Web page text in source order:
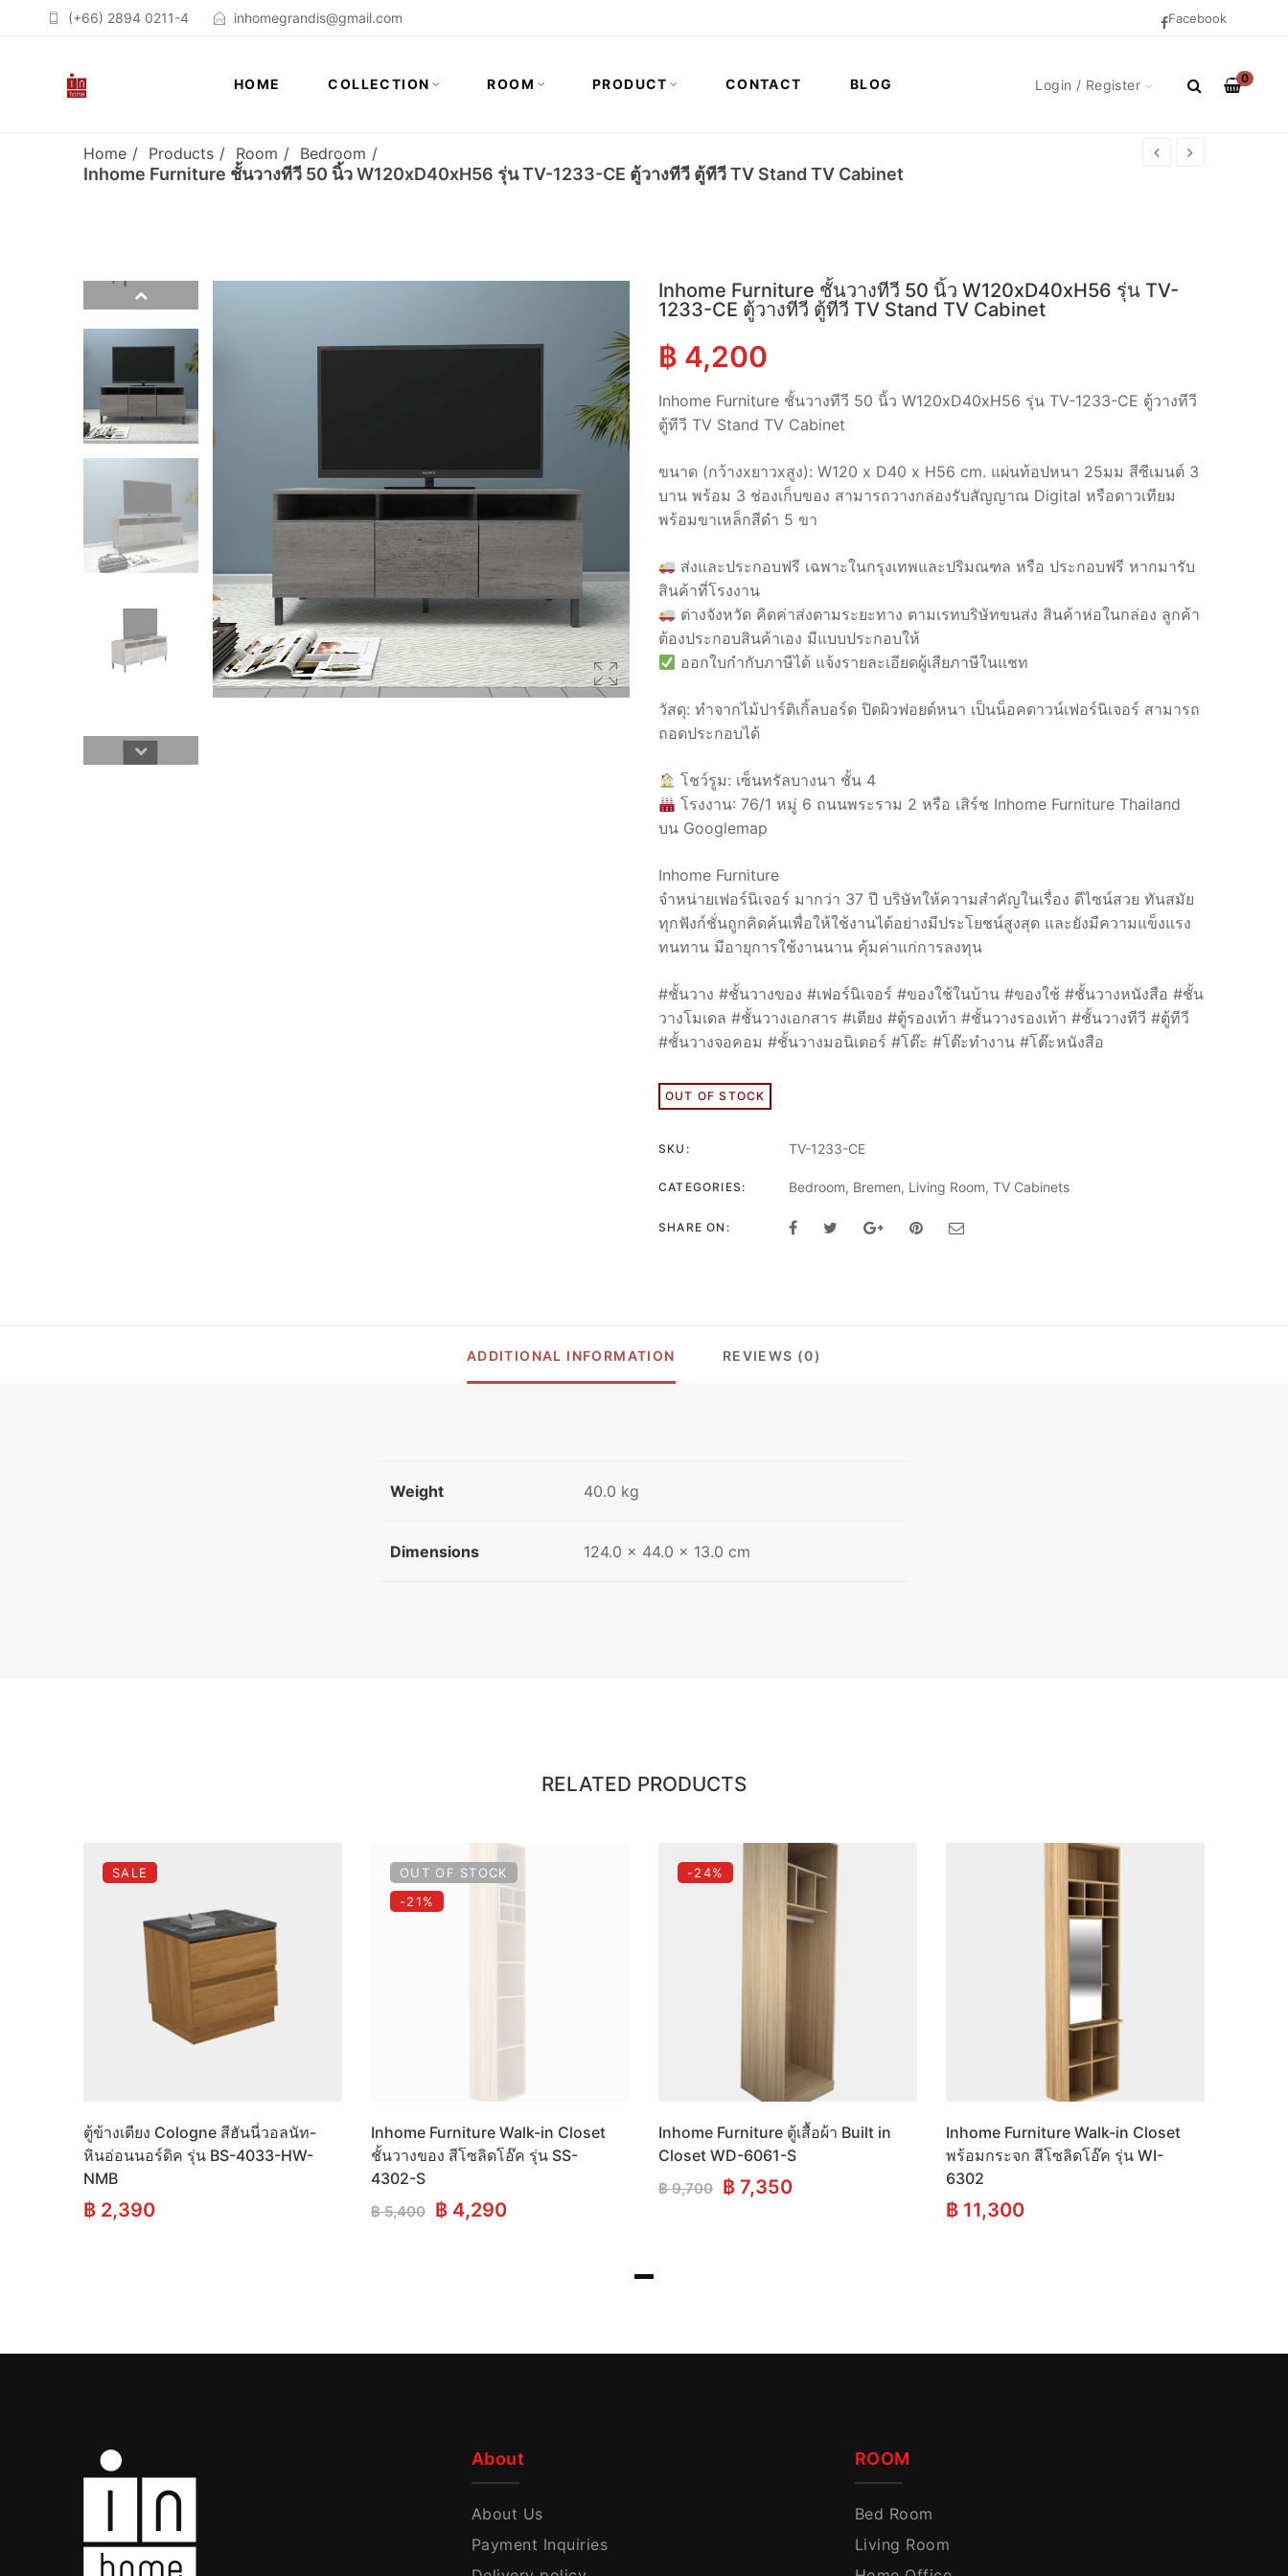
(+66) 2894 0211-4 inhomegrandis@gmail.com Facebook
HOME COLLECTION ROOM PRODUCT CONTACT BLOG Login / Register 0
Home Products Room Bedroom
Inhome Furniture ชั้นวางทีวี 50 นิ้ว W120xD40xH56 รุ่น TV-1233-CE ตู้วางทีวี ตู้ทีวี TV Stand TV Cabinet
Inhome Furniture ชั้นวางทีวี 50 นิ้ว W120xD40xH56 รุ่น TV-
1233-CE ตู้วางทีวี ตู้ทีวี TV Stand TV Cabinet
฿ 4,200
Inhome Furniture ชั้นวางทีวี 50 นิ้ว W120xD40xH56 รุ่น TV-1233-CE ตู้วางทีวี
ตู้ทีวี TV Stand TV Cabinet
ขนาด (กว้างxยาวxสูง): W120 x D40 x H56 cm. แผ่นท้อปหนา 25มม สีซีเมนต์ 3
บาน พร้อม 3 ช่องเก็บของ สามารถวางกล่องรับสัญญาณ Digital หรือดาวเทียม
พร้อมขาเหล็กสีดำ 5 ขา
ส่งและประกอบฟรี เฉพาะในกรุงเทพและปริมณฑล หรือ ประกอบฟรี หากมารับ
สินค้าที่โรงงาน
ต่างจังหวัด คิดค่าส่งตามระยะทาง ตามเรทบริษัทขนส่ง สินค้าห่อในกล่อง ลูกค้า
ต้องประกอบสินค้าเอง มีแบบประกอบให้
ออกใบกำกับภาษีได้ แจ้งรายละเอียดผู้เสียภาษีในแชท
วัสดุ: ทำจากไม้ปาร์ติเกิ้ลบอร์ด ปิดผิวฟอยด์หนา เป็นน็อคดาวน์เฟอร์นิเจอร์ สามารถ
ถอดประกอบได้
โชว์รูม: เซ็นทรัลบางนา ชั้น 4
โรงงาน: 76/1 หมู่ 6 ถนนพระราม 2 หรือ เสิร์ช Inhome Furniture Thailand
บน Googlemap
Inhome Furniture
จำหน่ายเฟอร์นิเจอร์ มากว่า 37 ปี บริษัทให้ความสำคัญในเรื่อง ดีไซน์สวย ทันสมัย
ทุกฟังก์ชั่นถูกคิดค้นเพื่อให้ใช้งานได้อย่างมีประโยชน์สูงสุด และยังมีความแข็งแรง
ทนทาน มีอายุการใช้งานนาน คุ้มค่าแก่การลงทุน
#ชั้นวาง #ชั้นวางของ #เฟอร์นิเจอร์ #ของใช้ในบ้าน #ของใช้ #ชั้นวางหนังสือ #ชั้น
วางโมเดล #ชั้นวางเอกสาร #เตียง #ตู้รองเท้า #ชั้นวางรองเท้า #ชั้นวางทีวี #ตู้ทีวี
#ชั้นวางจอคอม #ชั้นวางมอนิเตอร์ #โต๊ะ #โต๊ะทำงาน #โต๊ะหนังสือ
OUT OF STOCK
SKU: TV-1233-CE
CATEGORIES: Bedroom, Bremen, Living Room, TV Cabinets
SHARE ON:
ADDITIONAL INFORMATION REVIEWS (0)
Weight 40.0 kg
Dimensions 124.0 × 44.0 × 13.0 cm
RELATED PRODUCTS
SALE
ตู้ข้างเตียง Cologne สีฮันนี่วอลนัท-
หินอ่อนนอร์ดิค รุ่น BS-4033-HW-
NMB
฿ 2,390
OUT OF STOCK
-21%
Inhome Furniture Walk-in Closet
ชั้นวางของ สีโซลิดโอ๊ค รุ่น SS-
4302-S
฿5,400 Original
฿ 4,290Current
-24%
Inhome Furniture ตู้เสื้อผ้า Built in
Closet WD-6061-S
฿9,700 Original
฿ 7,350Current
Inhome Furniture Walk-in Closet
พร้อมกระจก สีโซลิดโอ๊ค รุ่น WI-
6302
฿ 11,300
About
About Us
Payment Inquiries
ROOM
Bed Room
Living Room